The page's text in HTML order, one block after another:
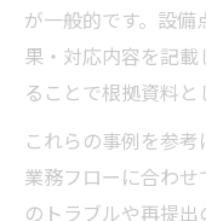
が一般的です。設
果・対応内容を記
ることで根拠資料と
これらの事例を参
業務フローに合わ
のトラブルや再提